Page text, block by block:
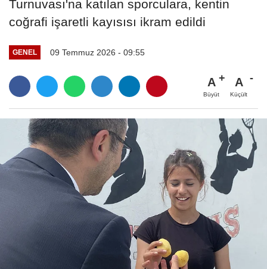
Turnuvası'na katılan sporculara, kentin
coğrafi işaretli kayısısı ikram edildi
GENEL 09 Temmuz 2026 - 09:55
A
Büyüt
A
Küçült